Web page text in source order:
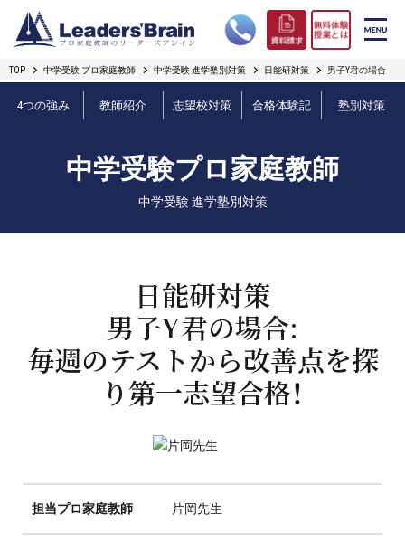
リーダーズブレインの強み
プロ教師紹介
無料体験授業とは
短期フリープラン
お申込みの流れ
TOP 中学受験 プロ家庭教師 中学受験 進学塾別対策 日能研対策 男子Y君の場合
4つの強み 教師紹介 志望校対策 合格体験記 塾別対策
中学受験プロ家庭教師
中学受験 進学塾別対策
日能研対策
男子Y君の場合:
毎週のテストから改善点を探
り第一志望合格！
担当プロ家庭教師 片岡先生